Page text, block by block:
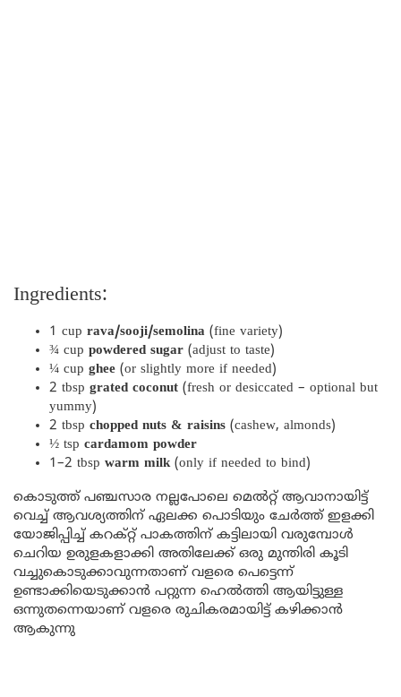
Ingredients:
1 cup rava/sooji/semolina (fine variety)
¾ cup powdered sugar (adjust to taste)
¼ cup ghee (or slightly more if needed)
2 tbsp grated coconut (fresh or desiccated – optional but
yummy)
2 tbsp chopped nuts & raisins (cashew, almonds)
½ tsp cardamom powder
1–2 tbsp warm milk(only if needed to bind)
കൊടുത്ത് പഞ്ചസാര നല്ലപോലെ മെൽറ്റ് ആവാനായിട്ട്
വെച്ച് ആവശ്യത്തിന് ഏലക്ക പൊടിയും ചേർത്ത് ഇളക്കി
യോജിപ്പിച്ച് കറക്റ്റ് പാകത്തിന് കട്ടിലായി വരുമ്പോൾ
ചെറിയ ഉരുളകളാക്കി അതിലേക്ക് ഒരു മുന്തിരി കൂടി
വച്ചുകൊടുക്കാവുന്നതാണ് വളരെ പെട്ടെന്ന്
ഉണ്ടാക്കിയെടുക്കാൻ പറ്റുന്ന ഹെൽത്തി ആയിട്ടുള്ള
ഒന്നുതന്നെയാണ് വളരെ രുചികരമായിട്ട് കഴിക്കാൻ
ആകുന്നു